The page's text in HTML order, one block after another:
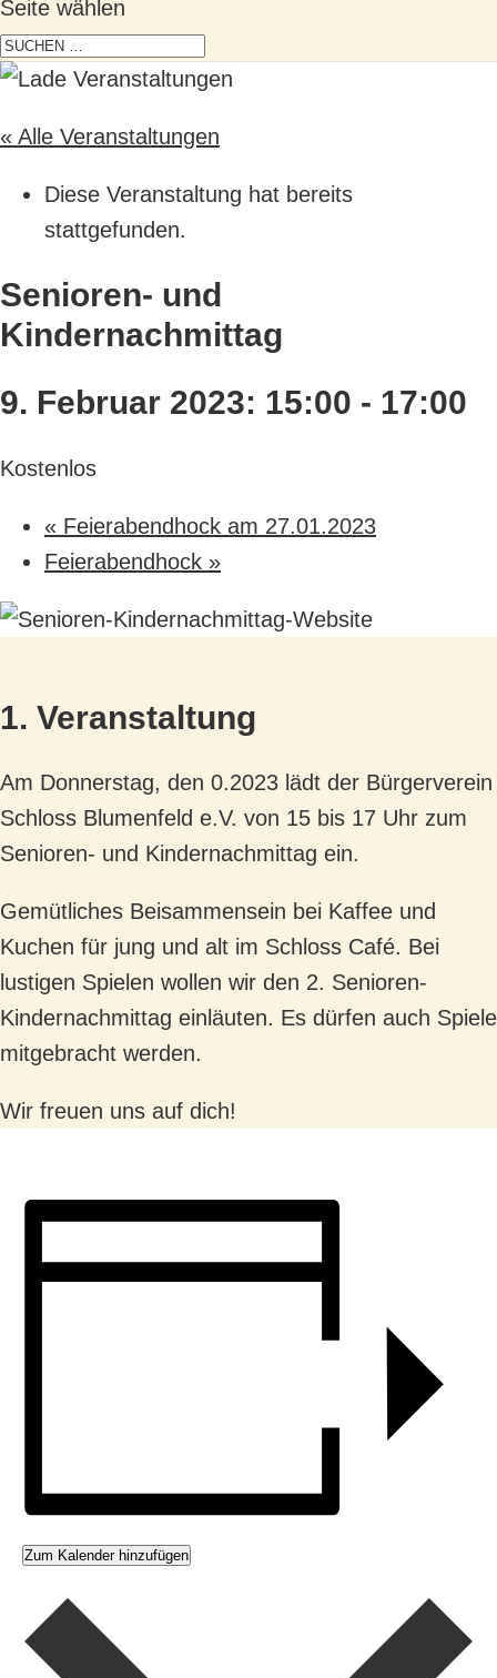
Seite wählen
« Alle Veranstaltungen
Diese Veranstaltung hat bereits
stattgefunden.
Senioren- und
Kindernachmittag
9. Februar 2023: 15:00 - 17:00
Kostenlos
« Feierabendhock am 27.01.2023
Feierabendhock »
1. Veranstaltung
Am Donnerstag, den 0.2023 lädt der Bürgerverein
Schloss Blumenfeld e.V. von 15 bis 17 Uhr zum
Senioren- und Kindernachmittag ein.
Gemütliches Beisammensein bei Kaffee und
Kuchen für jung und alt im Schloss Café. Bei
lustigen Spielen wollen wir den 2. Senioren-
Kindernachmittag einläuten. Es dürfen auch Spiele
mitgebracht werden.
Wir freuen uns auf dich!
Zum Kalender hinzufügen